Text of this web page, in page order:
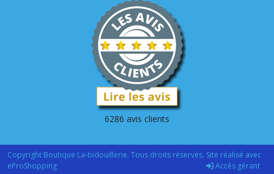
6286 avis clients
Copyright Boutique La-bidouillerie. Tous droits réservés. Site réalisé avec
eProShopping
Accès gérant